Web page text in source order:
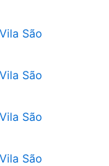
São
São
São
São